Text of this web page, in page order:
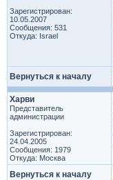
Зарегистрирован:
10.05.2007
Сообщения: 531
Откуда: Israel
Вернуться к началу
Харви
Представитель
администрации
Зарегистрирован:
24.04.2005
Сообщения: 1979
Откуда: Москва
Вернуться к началу